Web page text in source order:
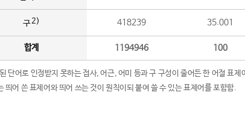
구2) 418239 35.001
합계 1194946 100
단어로 인정받지 못하는 접사, 어근, 어미 등과 구 구성이 줄어든 한 어절 표제
띄어 쓴 표제어와 띄어 쓰는 것이 원칙이되 붙여 쓸 수 있는 표제어를 포함함.